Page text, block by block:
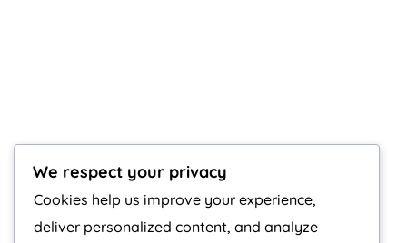
We respect your privacy
Cookies help us improve your experience,
deliver personalized content, and analyze